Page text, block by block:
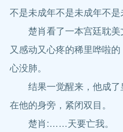
不是未成年不是未成年不是
楚肖看了一本宫廷耽美
又感动又心疼的稀里哗啦
心没肺。
结果一觉醒来，他成了
在他的身旁，紧闭双目。
楚肖:……天要亡我。